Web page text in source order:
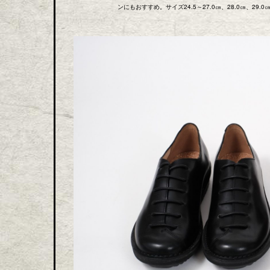
ンにもおすすめ。サイズ24.5～27.0㎝、28.0㎝、29.0